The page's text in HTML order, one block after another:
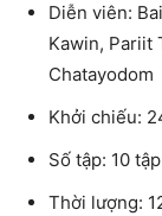
Diễn viên:
Kawin, Pariit
Chatayodom
Khởi chiếu:
Số tập: 10 tập
Thời lượng: